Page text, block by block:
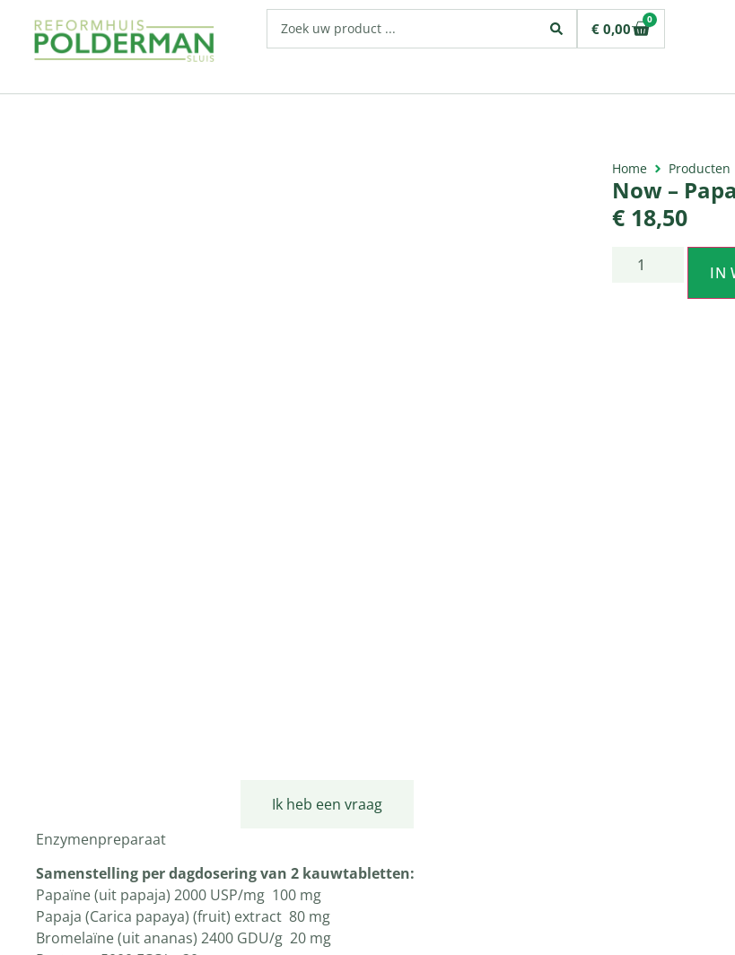
€ 0,00
0
Home Producten
Now –
€ 18,50
IN
Ik heb een vraag
Enzymenpreparaat
Samenstelling per dagdosering van 2 kauwtabletten:
Papaïne (uit papaja) 2000 USP/mg 100 mg
Papaja (Carica papaya) (fruit) extract 80 mg
Bromelaïne (uit ananas) 2400 GDU/g 20 mg